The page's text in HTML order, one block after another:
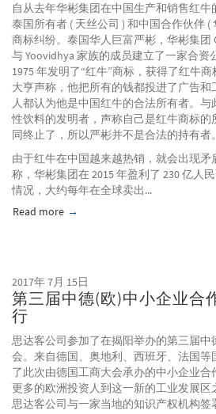
自从去年华彬集团在中国生产和销售红牛
泰国所有者 ( 天丝公司 ) 和中国合作伙伴 (
商标纠纷。泰国华人巨富严彬，华彬集团
与 Yoovidhya 家族的成员建立了一家合资
1975 年发明了“红牛”商标，获得了红牛
大亨声称，他把所有的钱都投进了广告
人都认为他是中国红牛的合法所有者。
性饮料的发明者，声称自己是红牛商标的
同终止了，所以严彬并不是合法的持有者。
由于红牛在中国越来越热销，就会出现矛
称，华彬集团在 2015 年盈利了 230 亿人
情况，大约每年在全球卖出...
Read more about 中国红牛许可纠纷；一
2017年 7月 15日
第三届中德(欧)中小企业合
行
思达客公司参加了在揭阳举办的第三届中
会。来自德国、奥地利、西班牙、法国等
了此次由德国工商大会承办的中小企业合
更多的欧洲投资人到这一新的工业发展区
思达客公司与一家当地的知识产权机构签